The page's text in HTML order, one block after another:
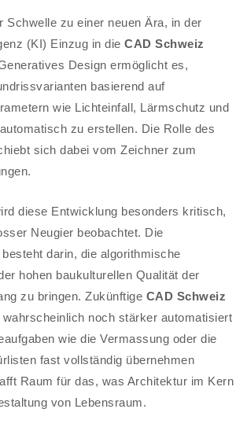
Schwelle zu einer neuen Ära, in der
(KI) Einzug in die CAD Schweiz
Design ermöglicht es,
basierend auf
wie Lichteinfall, Lärmschutz und
zu erstellen. Die Rolle des
sich dabei vom Zeichner zum
diese Entwicklung besonders kritisch,
Neugier beobachtet. Die
darin, die algorithmische
hohen baukulturellen Qualität der
zu bringen. Zukünftige CAD Schweiz
noch stärker automatisiert
wie die Vermassung oder die
fast vollständig übernehmen
Raum für das, was Architektur im Kern
von Lebensraum.